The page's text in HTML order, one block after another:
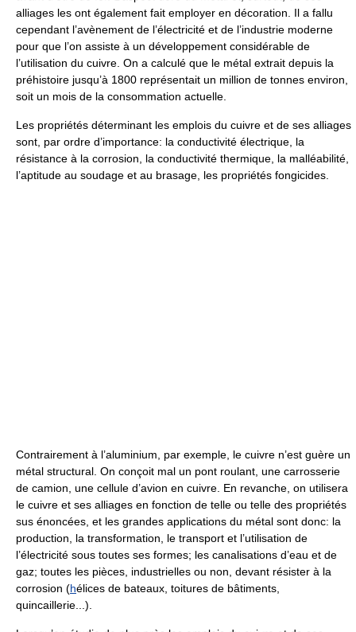
alliages les ont également fait employer en décoration. Il a fallu
cependant l’avènement de l’électricité et de l’industrie moderne
pour que l’on assiste à un développement considérable de
l’utilisation du cuivre. On a calculé que le métal extrait depuis la
préhistoire jusqu’à 1800 représentait un million de tonnes environ,
soit un mois de la consommation actuelle.
Les propriétés déterminant les emplois du cuivre et de ses alliages
sont, par ordre d’importance: la conductivité électrique, la
résistance à la corrosion, la conductivité thermique, la malléabilité,
l’aptitude au soudage et au brasage, les propriétés fongicides.
Contrairement à l’aluminium, par exemple, le cuivre n’est guère un
métal structural. On conçoit mal un pont roulant, une carrosserie
de camion, une cellule d’avion en cuivre. En revanche, on utilisera
le cuivre et ses alliages en fonction de telle ou telle des propriétés
sus énoncées, et les grandes applications du métal sont donc: la
production, la transformation, le transport et l’utilisation de
l’électricité sous toutes ses formes; les canalisations d’eau et de
gaz; toutes les pièces, industrielles ou non, devant résister à la
corrosion (hélices de bateaux, toitures de bâtiments,
quincaillerie...).